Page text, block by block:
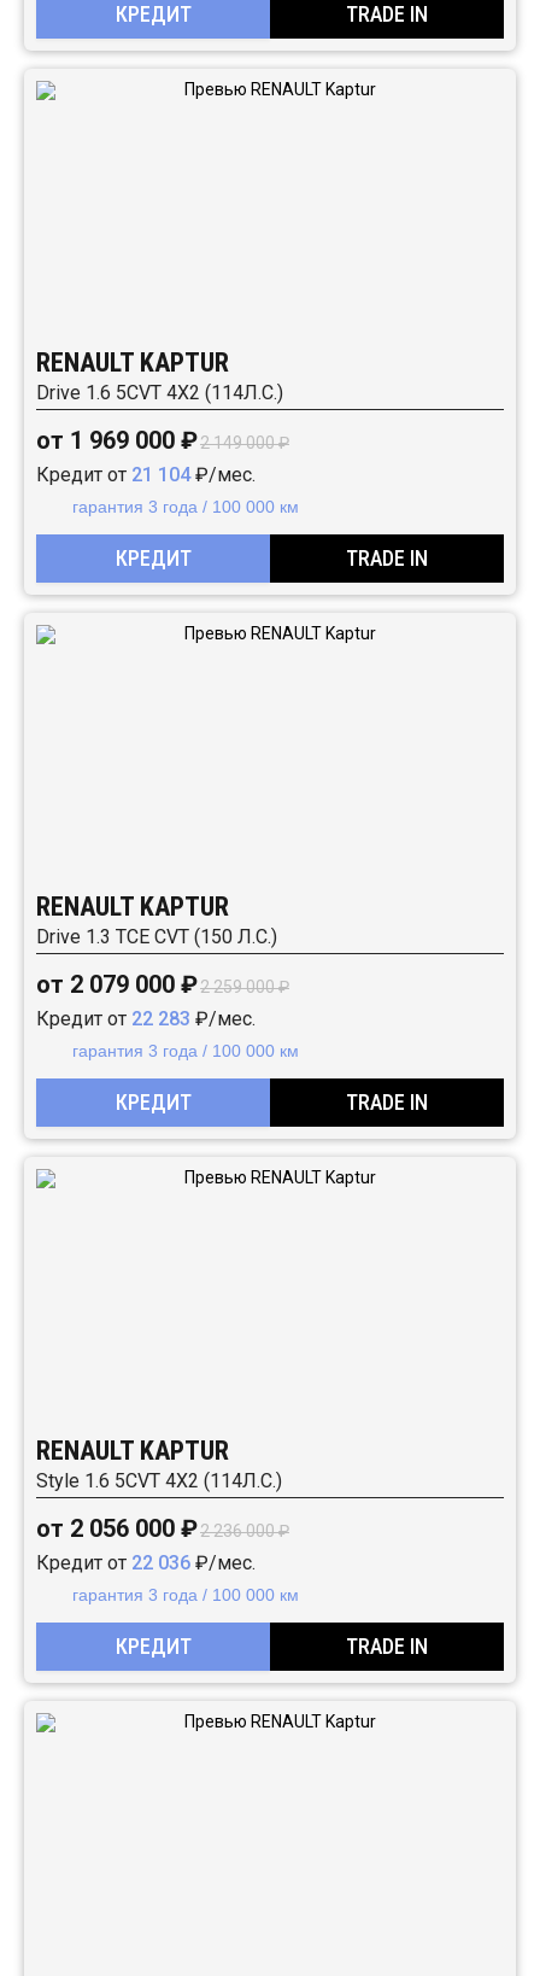
КРЕДИТ TRADE IN
RENAULT KAPTUR
Drive 1.6 5CVT 4X2 (114Л.С.)
от 1 969 000 ₽2 149 000 ₽
Кредит от 21 104₽/мес.
гарантия 3 года / 100 000 км
КРЕДИТ TRADE IN
RENAULT KAPTUR
Drive 1.3 TCE CVT (150 Л.С.)
от 2 079 000 ₽2 259 000 ₽
Кредит от 22 283 ₽/мес.
гарантия 3 года / 100 000 км
КРЕДИТ TRADE IN
RENAULT KAPTUR
Style 1.6 5CVT 4X2 (114Л.С.)
от 2 056 000 ₽2 236 000 ₽
Кредит от 22 036 ₽/мес.
гарантия 3 года / 100 000 км
КРЕДИТ TRADE IN